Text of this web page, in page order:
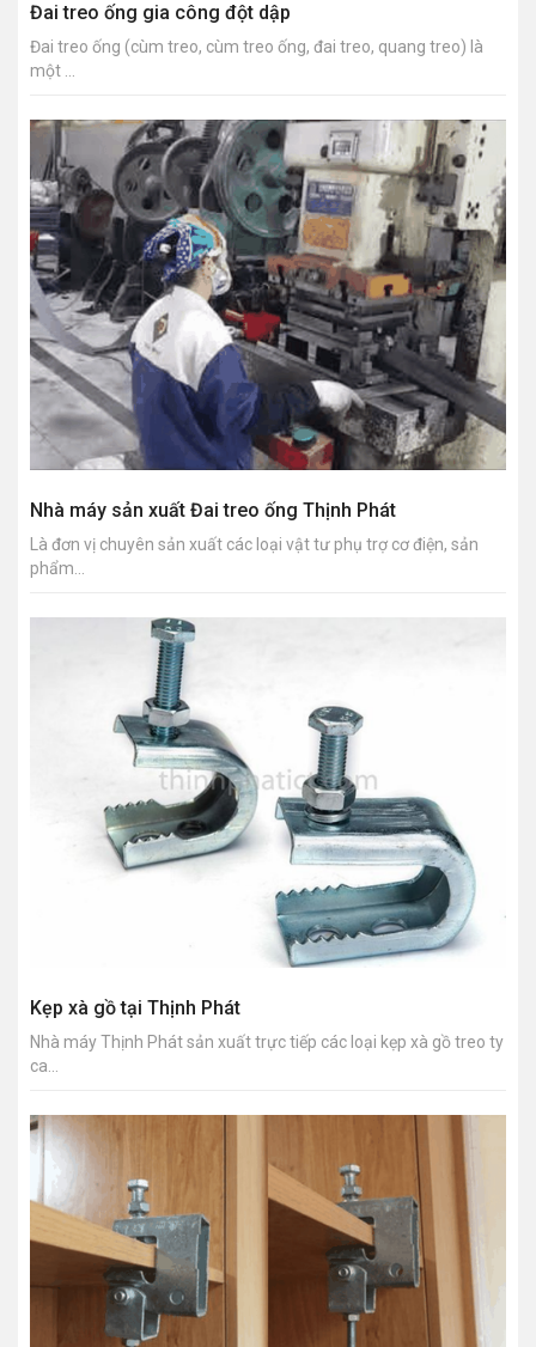
Đai treo ống gia công đột dập
Đai treo ống (cùm treo, cùm treo ống, đai treo, quang treo) là
một ...
Nhà máy sản xuất Đai treo ống Thịnh Phát
Là đơn vị chuyên sản xuất các loại vật tư phụ trợ cơ điện, sản
phẩm...
Kẹp xà gồ tại Thịnh Phát
Nhà máy Thịnh Phát sản xuất trực tiếp các loại kẹp xà gồ treo ty
ca...